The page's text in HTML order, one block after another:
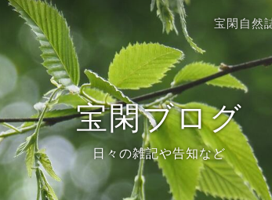
宝閑ブログ
日々の雑記や告知など
宝閑自然